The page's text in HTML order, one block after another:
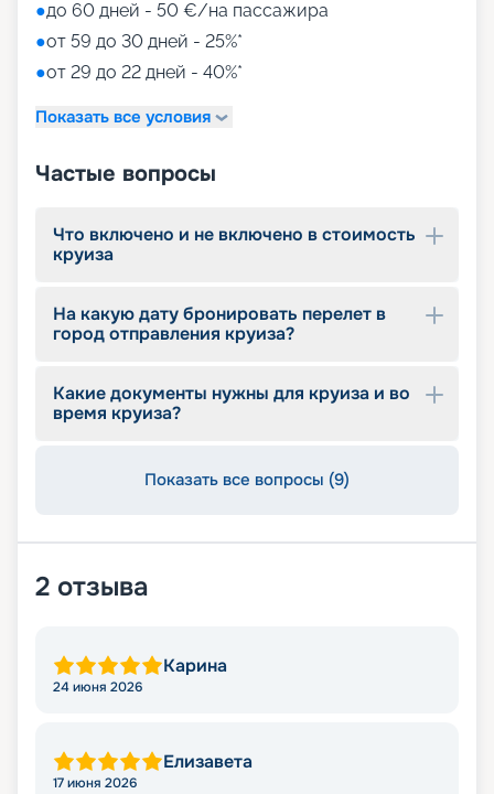
●до 60 дней - 50 €/на пассажира
●от 59 до 30 дней - 25%*
●от 29 до 22 дней - 40%*
Показать все условия
Частые вопросы
Что включено и не включено в стоимость
круиза
На какую дату бронировать перелет в
город отправления круиза?
Какие документы нужны для круиза и во
время круиза?
Показать все вопросы (9)
2 отзыва
Карина
24 июня 2026
Елизавета
17 июня 2026